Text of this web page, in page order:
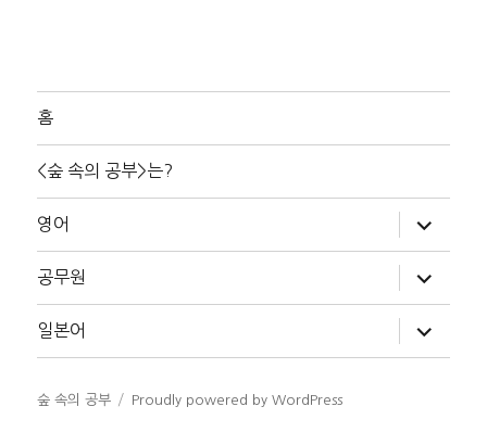
홈
<숲 속의 공부>는?
영어
위
메
확
장
공무원
위
메
확
장
일본어
위
메
숲 속의 공부 Proudly powered by WordPress